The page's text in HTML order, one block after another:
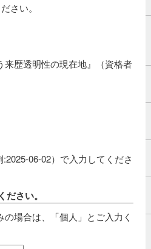
さい。
来歴透明性の現在地』（資格者
06-02）で入力してくださ
さい。
場合は、「個人」とご入力く